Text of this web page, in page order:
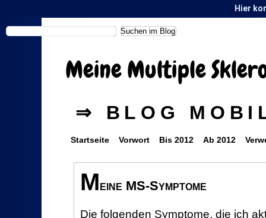
Hier
Meine Multiple
⇒ BLOG
Startseite Vorwort Bis 2012 Ab 2012
Meine MS-Symptome
Die folgenden Symptome, die ich